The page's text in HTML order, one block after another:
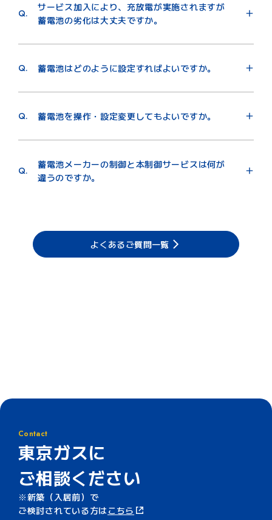
て自由に設定を変更することができます。
Q.
サービス加入により、充放電が実施されますが
蓄電池の劣化は大丈夫ですか。
A.
メーカーの保証範囲内においての制御を行っておりま
Q.
蓄電池はどのように設定すればよいですか。
A.
お客さまによる設定変更は原則として必要ありませ
注）不具合等のトラブル対応を除きます。
わせて正しく設定ください​。
Q.
蓄電池を操作・設定変更してもよいですか。
A.
操作・設定変更いただくことが可能です。ただし、電
行います。
Q.
蓄電池メーカーの制御と本制御サービスは何が
違うのですか。
を付加したサービスとなります。
よくあるご質問一覧
Contact
東京ガスに
ご相談ください
新築（入居前）で
ご検討されている方は こちら